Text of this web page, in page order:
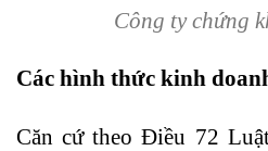
Công ty chứng
Các hình thức kinh
Căn cứ theo Điều 72